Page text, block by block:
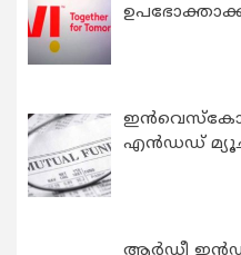
ഇന്‍വെസ്കോ
എന്‍ഡഡ്